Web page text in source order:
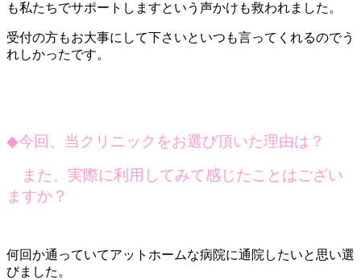
も私たちでサポートしますという声かけも救われました。
受付の方もお大事にして下さいといつも言ってくれるのでう
れしかったです。
◆今回、当クリニックをお選び頂いた理由は？
また、実際に利用してみて感じたことはござい
ますか？
何回か通っていてアットホームな病院に通院したいと思い選
びました。